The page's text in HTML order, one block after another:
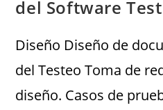
del Software
Diseño Diseño de
del Testeo Toma de
diseño. Casos de